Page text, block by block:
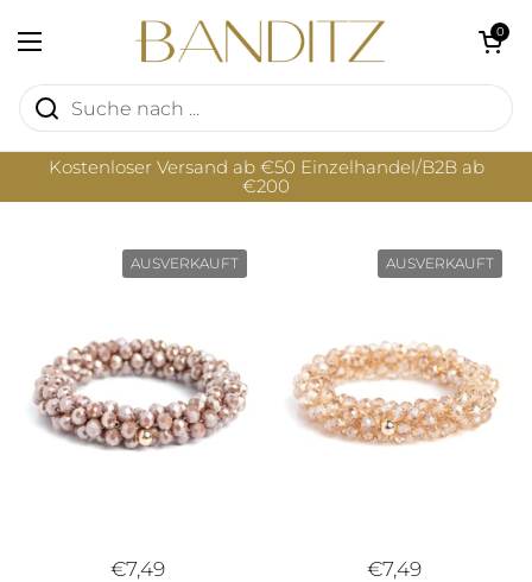
Menü öffnen
Warenkorb
0
Kostenloser Versand ab €50 Einzelhandel/B2B ab
€200
€7,49
AUSVERKAUFT
€7,49
AUSVERKAUFT